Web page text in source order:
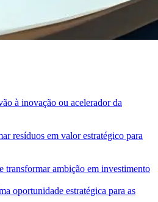
à inovação ou acelerador da
resíduos em valor estratégico para
transformar ambição em investimento
oportunidade estratégica para as